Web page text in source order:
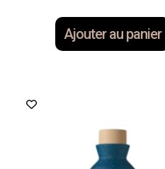
Ajouter au panier